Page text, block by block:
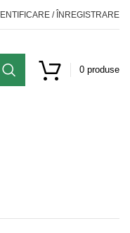
/ ÎNREGISTRARE
0 produse